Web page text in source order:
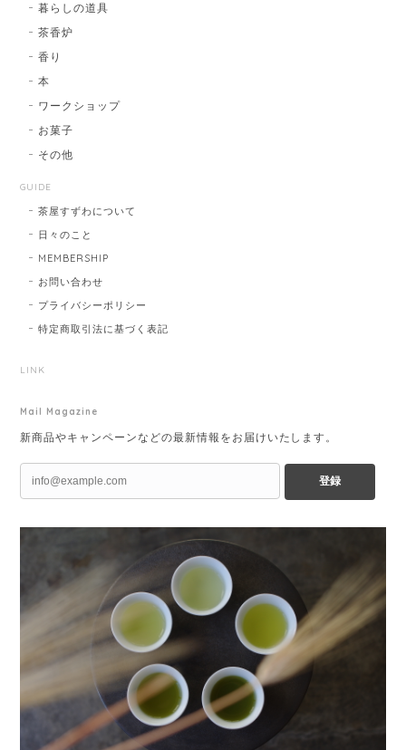
暮らしの道具
茶香炉
香り
本
ワークショップ
お菓子
その他
GUIDE
茶屋すずわについて
日々のこと
MEMBERSHIP
お問い合わせ
プライバシーポリシー
特定商取引法に基づく表記
LINK
Mail Magazine
新商品やキャンペーンなどの最新情報をお届けいたします。
登録